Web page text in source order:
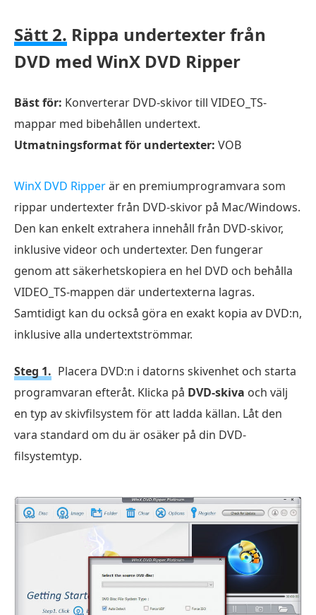
Sätt 2. Rippa undertexter från
DVD med WinX DVD Ripper
Bäst för: Konverterar DVD-skivor till VIDEO_TS-
mappar med bibehållen undertext.
Utmatningsformat för undertexter: VOB
WinX DVD Ripperär en premiumprogramvara som
rippar undertexter från DVD-skivor på Mac/Windows.
Den kan enkelt extrahera innehåll från DVD-skivor,
inklusive videor och undertexter. Den fungerar
genom att säkerhetskopiera en hel DVD och behålla
VIDEO_TS-mappen där undertexterna lagras.
Samtidigt kan du också göra en exakt kopia av DVD:n,
inklusive alla undertextströmmar.
Steg 1. Placera DVD:n i datorns skivenhet och starta
programvaran efteråt. Klicka på DVD-skiva och välj
en typ av skivfilsystem för att ladda källan. Låt den
vara standard om du är osäker på din DVD-
filsystemtyp.